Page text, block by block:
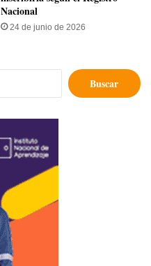
Nacional
24 de junio de 2026
Buscar: